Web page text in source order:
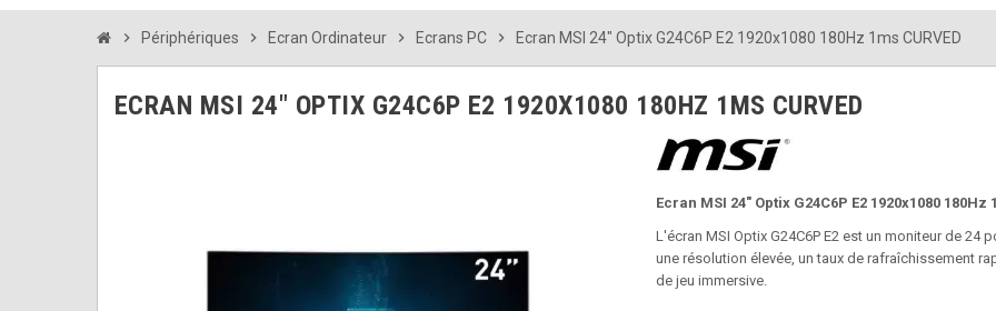
chevron_right Périphériques chevron_right Ecran Ordinateur chevron_right Ecrans PC chevron_right Ecran MSI 24" Optix G24C6P E2 1920x1080 180Hz 1ms CURVED
ECRAN MSI 24" OPTIX G24C6P E2 1920X1080 180HZ 1MS CURVED
Ecran MSI 24" Optix G24C6P E2 1920x1080 180Hz
L'écran MSI Optix G24C6P E2 est un moniteur de
une résolution élevée, un taux de rafraîchissement
de jeu immersive.